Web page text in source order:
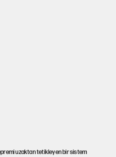
uzaktan tetikleyen bir sistem